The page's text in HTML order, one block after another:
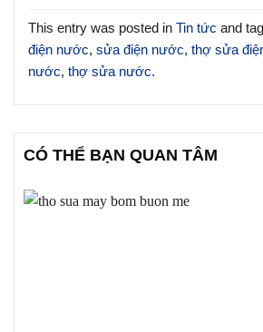
This entry was posted in Tin tức and
điện nước, sửa điện nước, thợ sửa
nước, thợ sửa nước.
CÓ THỂ BẠN QUAN TÂM